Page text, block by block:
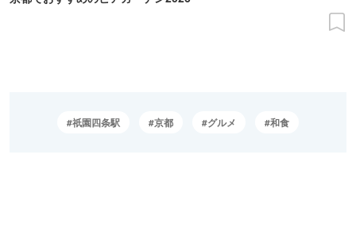
祇園四条駅 京都 グルメ 和食